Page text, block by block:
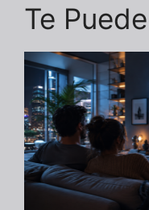
Te